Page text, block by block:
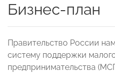
Бизнес-план
Правительство России
систему поддержки
предпринимательства